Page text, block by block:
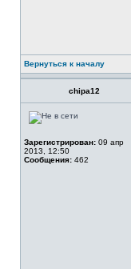
Вернуться к началу
chipa12
Зарегистрирован: 09 апр
2013, 12:50
Сообщения: 462